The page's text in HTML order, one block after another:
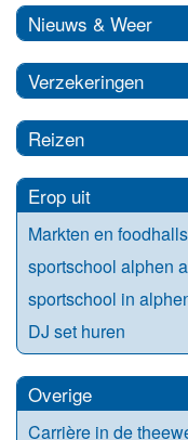
Nieuws & Weer
Verzekeringen
Reizen
Erop uit
Markten en
sportschool alphen
sportschool in
DJ set huren
Overige
Carrière in de